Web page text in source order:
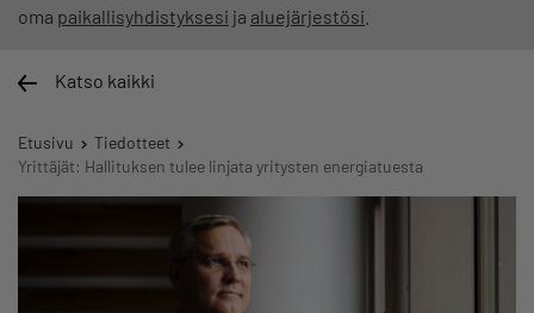
oma paikallisyhdistyksesi ja aluejärjestösi
Katso kaikki
Etusivu
Tiedotteet
Yrittäjät: Hallituksen tulee linjata yritysten energiatuesta